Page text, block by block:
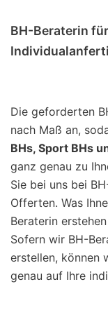
BH-Beraterin
Die geforderten
nach Maß an,
BHs, Sport BHs
ganz genau zu
Sie bei uns bei
Offerten. Was
Beraterin
Sofern wir BH-
erstellen, können
genau auf Ihre